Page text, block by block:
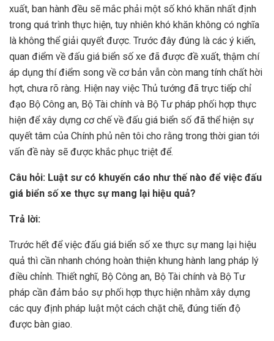
xuất, ban hành đều sẽ mắc phải một số khó khăn nhất định
trong quá trình thực hiện, tuy nhiên khó khăn không có nghĩa
là không thể giải quyết được. Trước đây đúng là các ý kiến,
quan điểm về đấu giá biển số xe đã được đề xuất, thậm chí
áp dụng thí điểm song về cơ bản vẫn còn mang tính chất hời
hợt, chưa rõ ràng. Hiện nay việc Thủ tướng đã trực tiếp chỉ
đạo Bộ Công an, Bộ Tài chính và Bộ Tư pháp phối hợp thực
hiện để xây dựng cơ chế về đấu giá biển số đã thể hiện sự
quyết tâm của Chính phủ nên tôi cho rằng trong thời gian tới
vấn đề này sẽ được khắc phục triệt để.
Câu hỏi: Luật sư có khuyến cáo như thế nào để việc đấu
giá biển số xe thực sự mang lại hiệu quả?
Trả lời:
Trước hết để việc đấu giá biển số xe thực sự mang lại hiệu
quả thì cần nhanh chóng hoàn thiện khung hành lang pháp lý
điều chỉnh. Thiết nghĩ, Bộ Công an, Bộ Tài chính và Bộ Tư
pháp cần đảm bảo sự phối hợp thực hiện nhằm xây dựng
các quy định pháp luật một cách chặt chẽ, đúng tiến độ
được bàn giao.